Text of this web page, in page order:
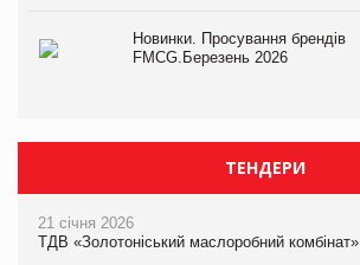
Новинки. Просування брендів
FMCG.Березень 2026
ТЕНДЕРИ
21 січня 2026
ТДВ «Золотоніський маслоробний комбінат»